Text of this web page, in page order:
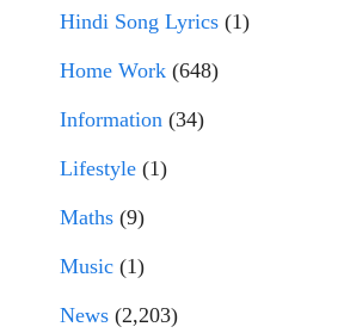
Hindi Song Lyrics (1)
Home Work (648)
Information (34)
Lifestyle (1)
Maths (9)
Music (1)
News (2,203)